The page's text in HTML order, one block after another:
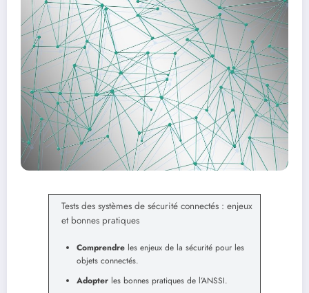
Tests des systèmes de sécurité connectés : enjeux
et bonnes pratiques
Comprendre les enjeux de la sécurité pour les
objets connectés.
Adopter les bonnes pratiques de l’ANSSI.